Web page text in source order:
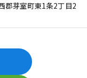
芽室町東1条2丁目2